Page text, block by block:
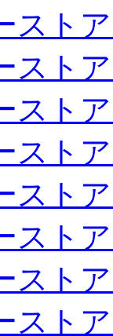
スト
スト
スト
スト
スト
スト
スト
スト